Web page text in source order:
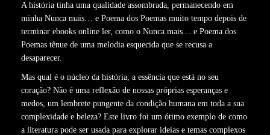
A história tinha uma qualidade assombrada, permanecendo em
minha Nunca mais… e Poema dos Poemas muito tempo depois de
terminar ebooks online ler, como o Nunca mais… e Poema dos
Poemas tênue de uma melodia esquecida que se recusa a
desaparecer.
Mas qual é o núcleo da história, a essência que está no seu
coração? Não é uma reflexão de nossas próprias esperanças e
medos, um lembrete pungente da condição humana em toda a sua
complexidade e beleza? Este livro foi um ótimo exemplo de como
a literatura pode ser usada para explorar ideias e temas complexos